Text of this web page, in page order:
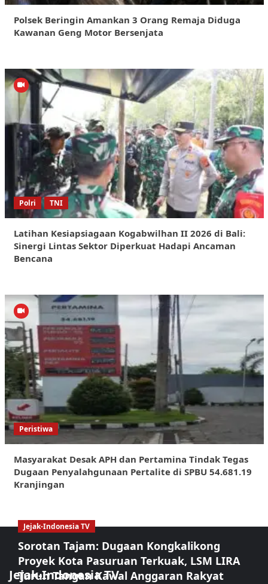
Polsek Beringin Amankan 3 Orang Remaja Diduga
Kawanan Geng Motor Bersenjata
Polri TNI
Latihan Kesiapsiagaan Kogabwilhan II 2026 di Bali:
Sinergi Lintas Sektor Diperkuat Hadapi Ancaman
Bencana
Peristiwa
Masyarakat Desak APH dan Pertamina Tindak Tegas
Dugaan Penyalahgunaan Pertalite di SPBU 54.681.19
Kranjingan
Jejak-Indonesia TV
Jejak-Indonesia TV
Sorotan Tajam: Dugaan Kongkalikong
Proyek Kota Pasuruan Terkuak, LSM LIRA
Turun Tangan Kawal Anggaran Rakyat